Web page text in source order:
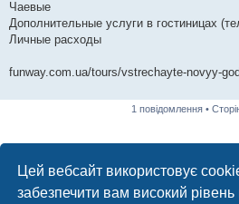
Цей вебсайт використовує
забезпечити вам високий
Чаевые
Дополнительные услуги в гостиницах
Личные расходы
funway.com.ua/tours/vstrechayte-novyy-
1 повідомлення •
ХТО ЗАРАЗ ОНЛАЙН
Зараз переглядають цей форум:ClaudeBot [бот